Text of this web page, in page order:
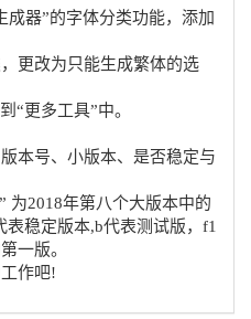
成器”的字体分类功能，添加
更改为只能生成繁体的选
“更多工具”中。
本号、小版本、是否稳定与
为2018年第八个大版本中的
表稳定版本,b代表测试版，f1
一版。
作吧!